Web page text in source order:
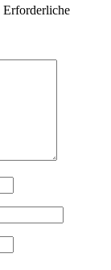
Erforderliche